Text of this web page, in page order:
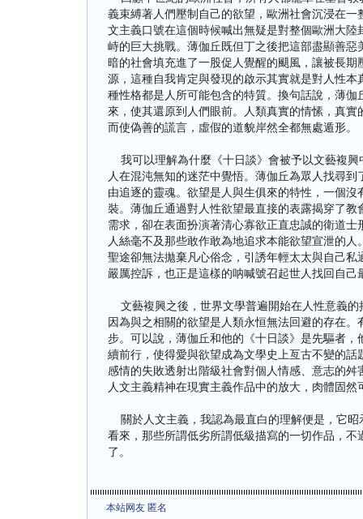
義束縛著人們壓制自己的欲望，歐洲社會沉浸在
文主義口號在這個時候喊出無疑是對整個歐洲大
峙的巨大挑戰。薄伽丘既但丁之後把這部盡顯善
暗的社會填充進了一股促人覺醒的颶風，讓被長
源，這種自我肯定與發現的啟示其實就是對人性
種性格都是人所可能包含的特質。換句話說，薄
來，使其還原到人們眼前。人類真實的情愫，真
而使偽善的謊言，虛假的道貌岸然全都無處遁形。
我可以理解為什麼《十日談》會被予以文藝複興
人在混沌無知的迷茫中覺悟。薄伽丘為眾人找尋
由追逐的靈魂。欲望是人與生俱來的特性，一個
裝。薄伽丘通過對人性欲望最直接的表露揭穿了
需求，卻在表面扮演著清心寡欲正直忠誠的衛道
人絲毫不及那些敢作敢為地追求本能欲望宣泄的
聖途卻無法拋棄凡心俗念，引誘年輕太太與自己
嚴厲控訴，也正是這樣的呐喊號召起世人找回自己
文藝複興之後，世界文學普遍開始在人性意義的
因為與之相關的欲望是人類永恒無法回避的存在
步。可以說，薄伽丘和他的《十日談》是先驅者
續前行，使得愛與欲望成為文學史上亙古不變的
感情的失敗透射出階級社會對個人情感、意志的
人文主義精神在現實主義作品中的放大，肉體固
關於人文主義，我認為最直白的理解便是，它昭
看來，那些所謂低劣所謂低級描寫的一切作品，
了。
本站网友 匿名